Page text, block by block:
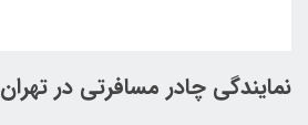
نمایندگی چادر مسافرتی در تهران